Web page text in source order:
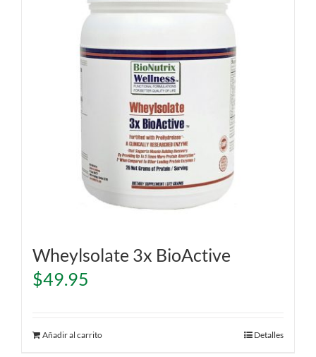
Wheylsolate 3x BioActive
$49.95
Añadir al carrito Detalles